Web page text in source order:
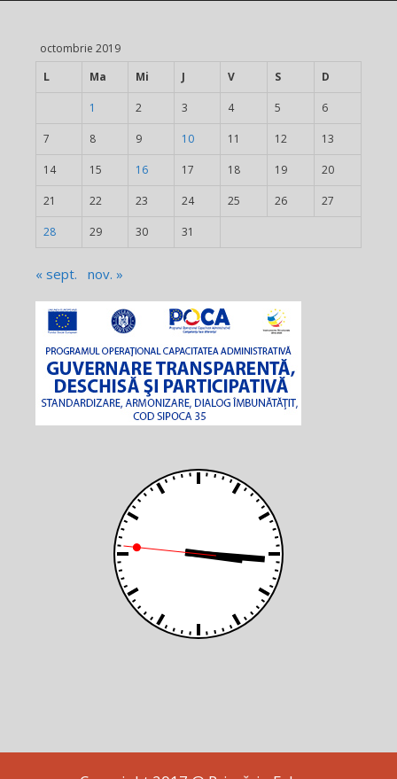
octombrie 2019
L
Ma Mi J V S D
1 2 3 4 5 6
7 8 9 10 11 12 13
14 15 16 17 18 19 20
21 22 23 24 25 26 27
28 29 30 31
« sept. nov. »